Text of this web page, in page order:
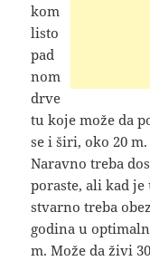
kom
listo
pad
nom
drve
tu koje može da
se i širi, oko 20
Naravno treba
poraste, ali kad
stvarno treba
godina u
m. Može da živi